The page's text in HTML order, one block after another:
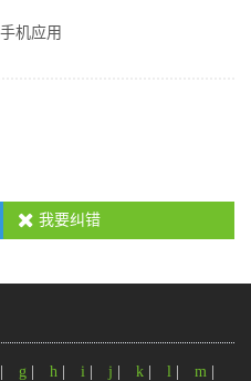
机应用
我要纠错
g h i j k l m